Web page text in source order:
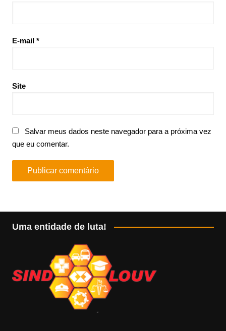
E-mail *
Site
Salvar meus dados neste navegador para a próxima vez
que eu comentar.
Uma entidade de luta!